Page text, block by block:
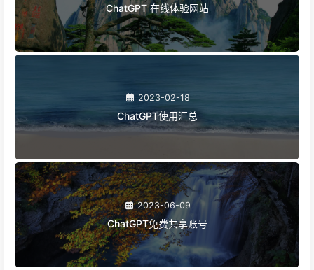
ChatGPT 在线体验网站
2023-02-18
ChatGPT使用汇总
2023-06-09
ChatGPT免费共享账号